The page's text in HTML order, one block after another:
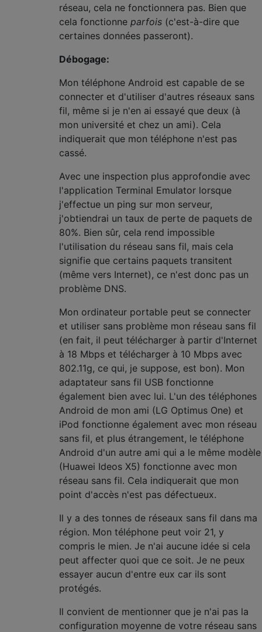
réseau, cela ne fonctionnera pas. Bien que
cela fonctionne parfois (c'est-à-dire que
certaines données passeront).
Débogage:
Mon téléphone Android est capable de se
connecter et d'utiliser d'autres réseaux sans
fil, même si je n'en ai essayé que deux (à
mon université et chez un ami). Cela
indiquerait que mon téléphone n'est pas
cassé.
Avec une inspection plus approfondie avec
l'application Terminal Emulator lorsque
j'effectue un ping sur mon serveur,
j'obtiendrai un taux de perte de paquets de
80%. Bien sûr, cela rend impossible
l'utilisation du réseau sans fil, mais cela
signifie que certains paquets transitent
(même vers Internet), ce n'est donc pas un
problème DNS.
Mon ordinateur portable peut se connecter
et utiliser sans problème mon réseau sans fil
(en fait, il peut télécharger à partir d'Internet
à 18 Mbps et télécharger à 10 Mbps avec
802.11g, ce qui, je suppose, est bon). Mon
adaptateur sans fil USB fonctionne
également bien avec lui. L'un des téléphones
Android de mon ami (LG Optimus One) et
iPod fonctionne également avec mon réseau
sans fil, et plus étrangement, le téléphone
Android d'un autre ami qui a le même modèle
(Huawei Ideos X5) fonctionne avec mon
réseau sans fil. Cela indiquerait que mon
point d'accès n'est pas défectueux.
Il y a des tonnes de réseaux sans fil dans ma
région. Mon téléphone peut voir 21, y
compris le mien. Je n'ai aucune idée si cela
peut affecter quoi que ce soit. Je ne peux
essayer aucun d'entre eux car ils sont
protégés.
Il convient de mentionner que je n'ai pas la
configuration moyenne de votre réseau sans